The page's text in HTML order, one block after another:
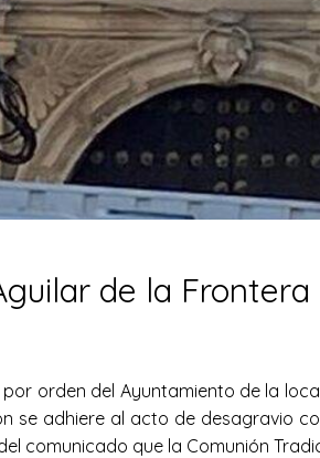
de la
orden del Ayuntamiento de la
se adhiere al acto de desagravio
comunicado que la Comunión